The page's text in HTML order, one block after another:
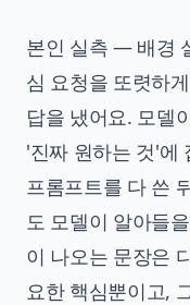
본인 실측 — 배경
심 요청을 또렷하
답을 냈어요. 모델
'진짜 원하는 것'에
프롬프트를 다 쓴
도 모델이 알아들
이 나오는 문장은
요한 핵심뿐이고,